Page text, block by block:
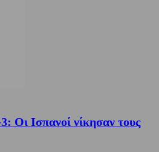
Οι Ισπανοί νίκησαν τους